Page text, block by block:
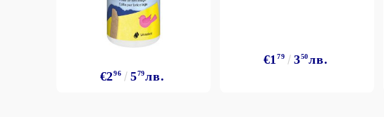
€296 579лв.
€179 350лв.